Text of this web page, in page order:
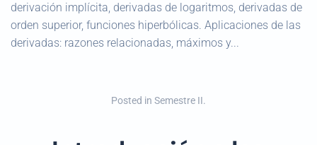
derivación implícita, derivadas de logaritmos, derivadas de
orden superior, funciones hiperbólicas. Aplicaciones de las
derivadas: razones relacionadas, máximos y...
Posted in Semestre II.